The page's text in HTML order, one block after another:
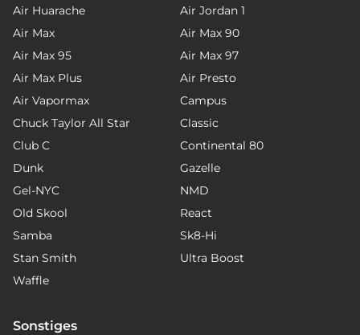
Air Huarache
Air Jordan 1
Air Max
Air Max 90
Air Max 95
Air Max 97
Air Max Plus
Air Presto
Air Vapormax
Campus
Chuck Taylor All Star
Classic
Club C
Continental 80
Dunk
Gazelle
Gel-NYC
NMD
Old Skool
React
Samba
Sk8-Hi
Stan Smith
Ultra Boost
Waffle
Sonstiges